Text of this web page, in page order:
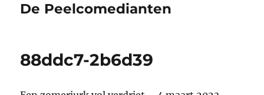
De Peelcomedianten
88ddc7-2b6d39